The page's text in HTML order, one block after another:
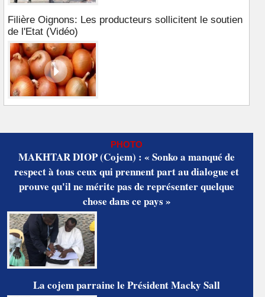
Filière Oignons: Les producteurs sollicitent le soutien
de l'Etat (Vidéo)
PHOTO
MAKHTAR DIOP (Cojem) : « Sonko a manqué de
respect à tous ceux qui prennent part au dialogue et
prouve qu'il ne mérite pas de représenter quelque
chose dans ce pays »
La cojem parraine le Président Macky Sall